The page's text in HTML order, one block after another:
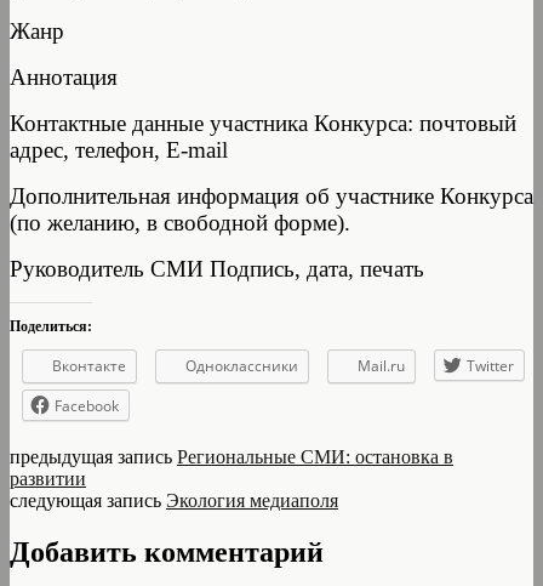
Жанр
Аннотация
Контактные данные участника Конкурса: почтовый
адрес, телефон, E-mail
Дополнительная информация об участнике Конкурса
(по желанию, в свободной форме).
Руководитель СМИ Подпись, дата, печать
Поделиться:
Вконтакте Одноклассники Mail.ru
Twitter
Facebook
предыдущая запись Региональные СМИ: остановка в
развитии
следующая запись Экология медиаполя
Добавить комментарий